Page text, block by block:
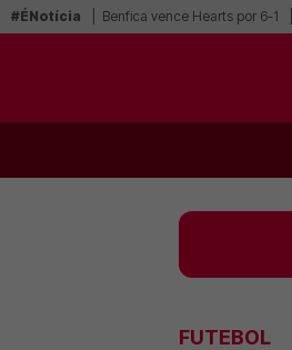
#ÉNotícia Benfica vence Hearts por 6-1
FUTEBOL